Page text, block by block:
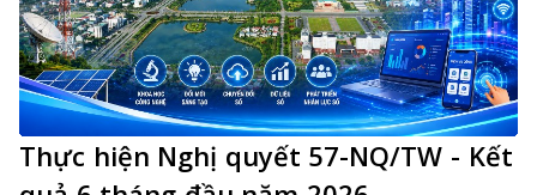
Thực hiện Nghị quyết 57-NQ/TW - Kết